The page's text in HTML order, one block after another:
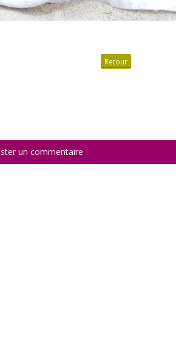
Retour
un commentaire